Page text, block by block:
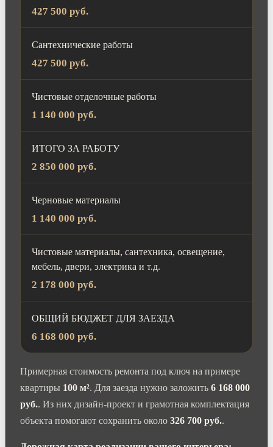
427 500 руб.
Сантехнические работы
427 500 руб.
Чистовые отделочные работы
1 140 000 руб.
ИТОГО ЗА РАБОТУ
2 850 000 руб.
Черновые материалы
1 140 000 руб.
Чистовые материалы, сантехника, освещение,
мебель, двери, электрика и т.д.
2 178 000 руб.
ОБЩИЙ БЮДЖЕТ ДЛЯ ЗАЕЗДА
6 168 000 руб.
Примерная стоимость ремонта под ключ на примере
квартиры 100 м². Для заезда нужно заложить 6 168 000
руб.. Из них дизайн-проект и грамотная комплектация
объекта помогают сохранить около 326 700 руб..